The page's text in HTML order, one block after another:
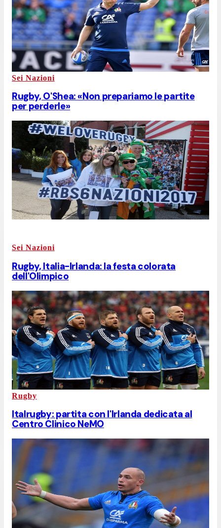
Sei Nazioni
Rugby, O'Shea: «Non prepariamo le partite
per perderle»
Sei Nazioni
Rugby, Italia-Irlanda: la festa colorata
dell'Olimpico
Rugby
Italrugby: partita con l'Irlanda dedicata al
Centro Clinico NeMO